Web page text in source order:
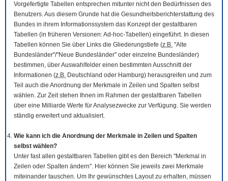
Vorgefertigte Tabellen entsprechen mitunter nicht den Bedürfnissen des
Benutzers. Aus diesem Grunde hat die Gesundheitsberichterstattung des
Bundes in ihrem Informationssystem das Konzept der gestaltbaren
Tabellen (in früheren Versionen: Ad-hoc-Tabellen) eingeführt. In diesen
Tabellen können Sie über Links die Gliederungstiefe (z.B. "Alte
Bundesländer"/"Neue Bundesländer" oder einzelne Bundesländer)
bestimmen, über Auswahlfelder einen bestimmten Ausschnitt der
Informationen (z.B. Deutschland oder Hamburg) herausgreifen und zum
Teil auch die Anordnung der Merkmale in Zeilen und Spalten selbst
wählen. Zur Zeit stehen Ihnen im Rahmen der gestaltbaren Tabellen
über eine Milliarde Werte für Analysezwecke zur Verfügung. Sie werden
ständig erweitert und aktualisiert.
Wie kann ich die Anordnung der Merkmale in Zeilen und Spalten
selbst wählen?
Unter fast allen gestaltbaren Tabellen gibt es den Bereich "Merkmal in
Zeilen oder Spalten ändern". Hier können Sie jeweils zwei Merkmale
miteinander tauschen. Um Ihr gewünschtes Layout zu erhalten, müssen